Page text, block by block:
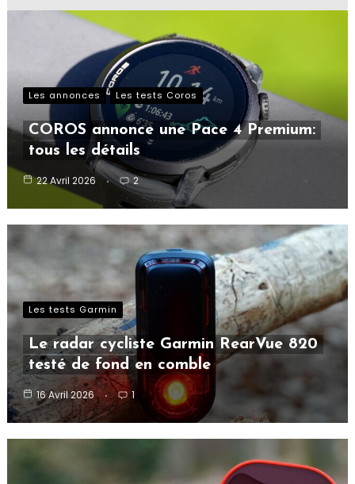
Les annonces Les tests Coros
COROS annonce une Pace 4 Premium:
tous les détails
22 Avril 2026 2
Les tests Garmin
Le radar cycliste Garmin RearVue 820
testé de fond en comble
16 Avril 2026 1